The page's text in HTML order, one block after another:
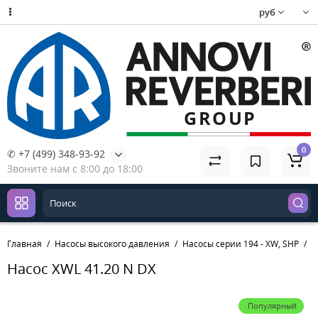
руб
✆ +7 (499) 348-93-92
Звоните нам с 8:00 до 18:00
0
Главная Насосы высокого давления Насосы серии 194 - XW, SHP
Насос XWL 41.20 N DX
Популярный